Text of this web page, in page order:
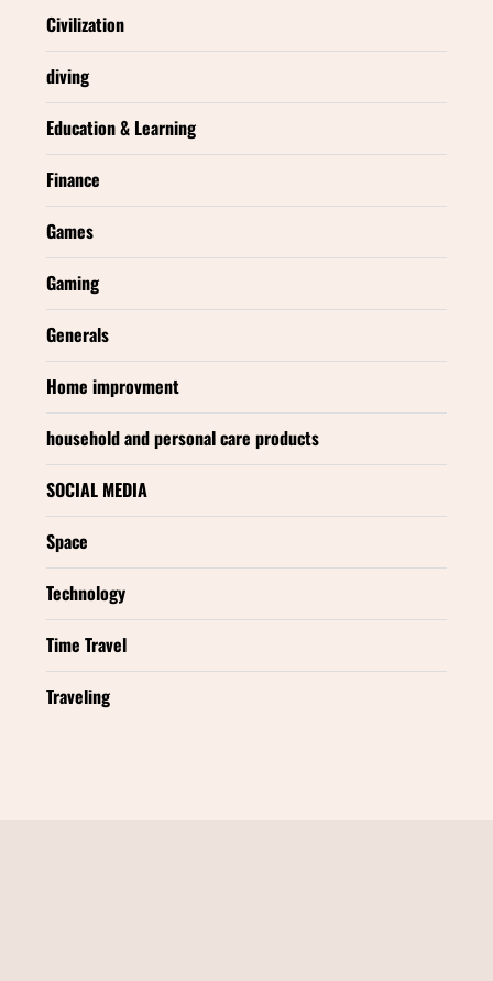
Civilization
diving
Education & Learning
Finance
Games
Gaming
Generals
Home improvment
household and personal care products
SOCIAL MEDIA
Space
Technology
Time Travel
Traveling